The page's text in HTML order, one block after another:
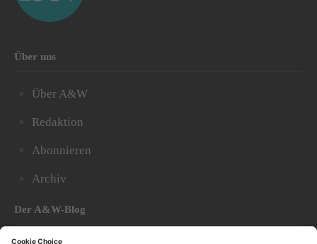
Über uns
Über A&W
Redaktion
Abonnieren
Archiv
Der A&W-Blog